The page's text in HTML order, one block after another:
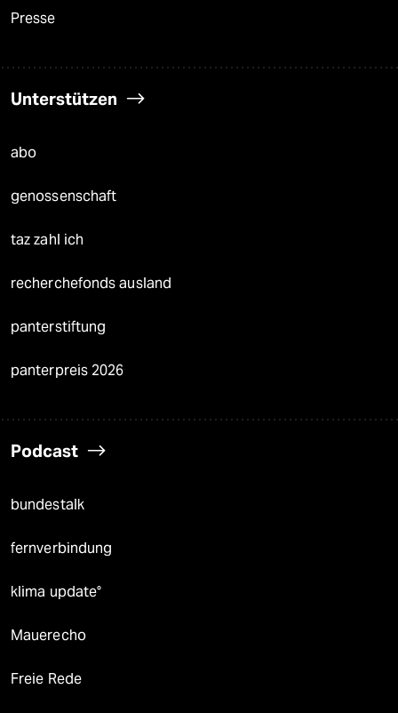
Presse
Unterstützen
abo
genossenschaft
taz zahl ich
recherchefonds ausland
panterstiftung
panterpreis 2026
Podcast
bundestalk
fernverbindung
klima update°
Mauerecho
Freie Rede